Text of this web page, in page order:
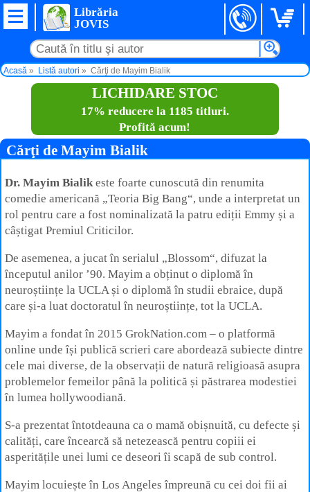
Librăria
JOVIS
Acasă Listă autori Cărţi de Mayim Bialik
LICHIDARE STOC
17% reducere la 1185 titluri.
Profită acum!
Cărţi de Mayim Bialik
Dr. Mayim Bialikeste foarte cunoscută din renumita
comedie americană „Teoria Big Bang“, unde a interpretat un
rol pentru care a fost nominalizată la patru ediții Emmy și a
câștigat Premiul Criticilor.
De asemenea, a jucat în serialul „Blossom“, difuzat la
începutul anilor ’90. Mayim a obținut o diplomă în
neuroștiințe la UCLA și o diplomă în studii ebraice, după
care și-a luat doctoratul în neuroștiințe, tot la UCLA.
Mayim a fondat în 2015 GrokNation.com – o platformă
online unde își publică scrieri care abordează subiecte dintre
cele mai diverse, de la observații de natură religioasă asupra
problemelor femeilor până la politică și păstrarea modestiei
în lumea hollywoodiană.
S-a prezentat întotdeauna ca o mamă obișnuită, cu defecte și
calități, care încearcă să netezească pentru copiii ei
asperitățile unei lumi ce deseori îi scapă de sub control.
Mayim locuiește în Los Angeles împreună cu cei doi fii ai